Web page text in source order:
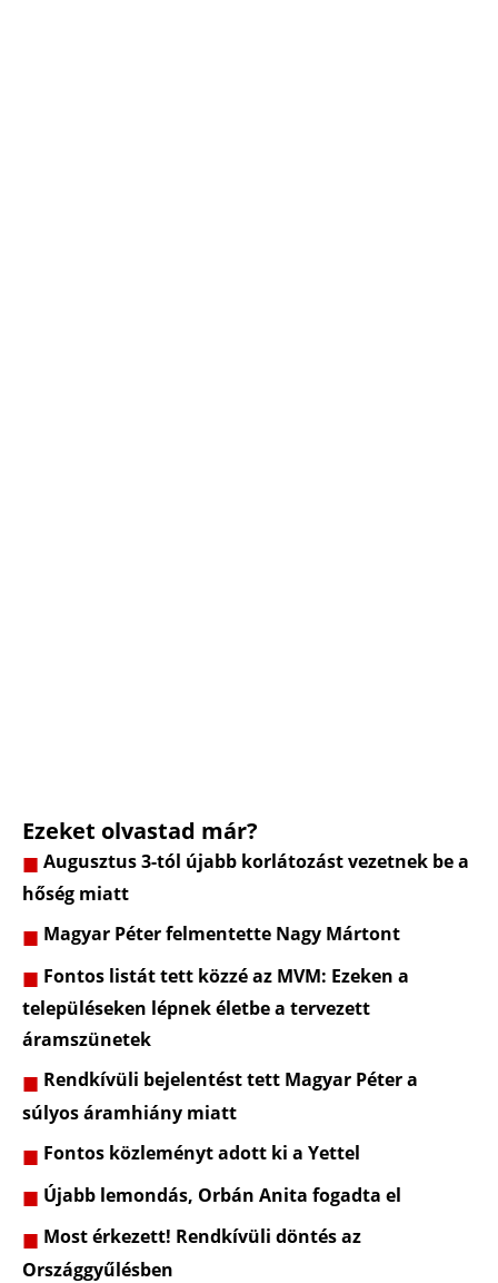
Ezeket olvastad már?
Augusztus 3-tól újabb korlátozást vezetnek be a
hőség miatt
Magyar Péter felmentette Nagy Mártont
Fontos listát tett közzé az MVM: Ezeken a
településeken lépnek életbe a tervezett
áramszünetek
Rendkívüli bejelentést tett Magyar Péter a
súlyos áramhiány miatt
Fontos közleményt adott ki a Yettel
Újabb lemondás, Orbán Anita fogadta el
Most érkezett! Rendkívüli döntés az
Országgyűlésben